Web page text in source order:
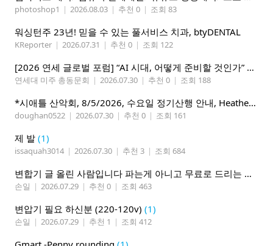
photoshop1 | 2026.08.03 | 추천 0 | 조회 83
워싱턴주 23년! 믿을 수 있는 풀서비스 치과, btyDENTAL
KReporter | 2026.07.31 | 추천 0 | 조회 122
[2026 연세 글로벌 포럼] “AI 시대, 어떻게 준비할 것인가” 8월 7-10일 벨뷰 개최
연세대 미주 총동문회 | 2026.07.30 | 추천 0 | 조회 188
*시애틀 산악회, 8/5/2026, 수요일 정기산행 안내, Heather Lake*
doughan0522 | 2026.07.30 | 추천 0 | 조회 161
제 발 (1)
issaquah3014 | 2026.07.30 | 추천 3 | 조회 684
변합기 글 올린 사람입니다 파는게 아니고 무료로 드리는 겁니다 필요하신분 연락처 남겨주시면 됩니다
손일 | 2026.07.29 | 추천 0 | 조회 463
변압기 필요 하신분 (220-120v) (1)
손일 | 2026.07.29 | 추천 1 | 조회 412